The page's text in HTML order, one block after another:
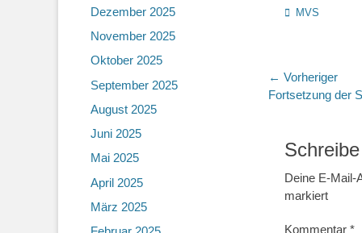
Kategorien
MVS
← Vorheriger
Vorheriger
Fortsetzung der
Deine E-Mail-
markiert
Kommentar *
Dezember 2025
November 2025
Oktober 2025
September 2025
August 2025
Juni 2025
Mai 2025
April 2025
März 2025